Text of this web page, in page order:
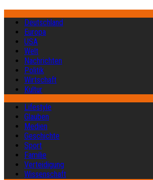
Deutschland
Europa
USA
Welt
Nachrichten
Politik
Wirtschaft
Kultur
Lifestyle
Glauben
Medien
Geschichte
Sport
Familie
Verteidigung
Wissenschaft